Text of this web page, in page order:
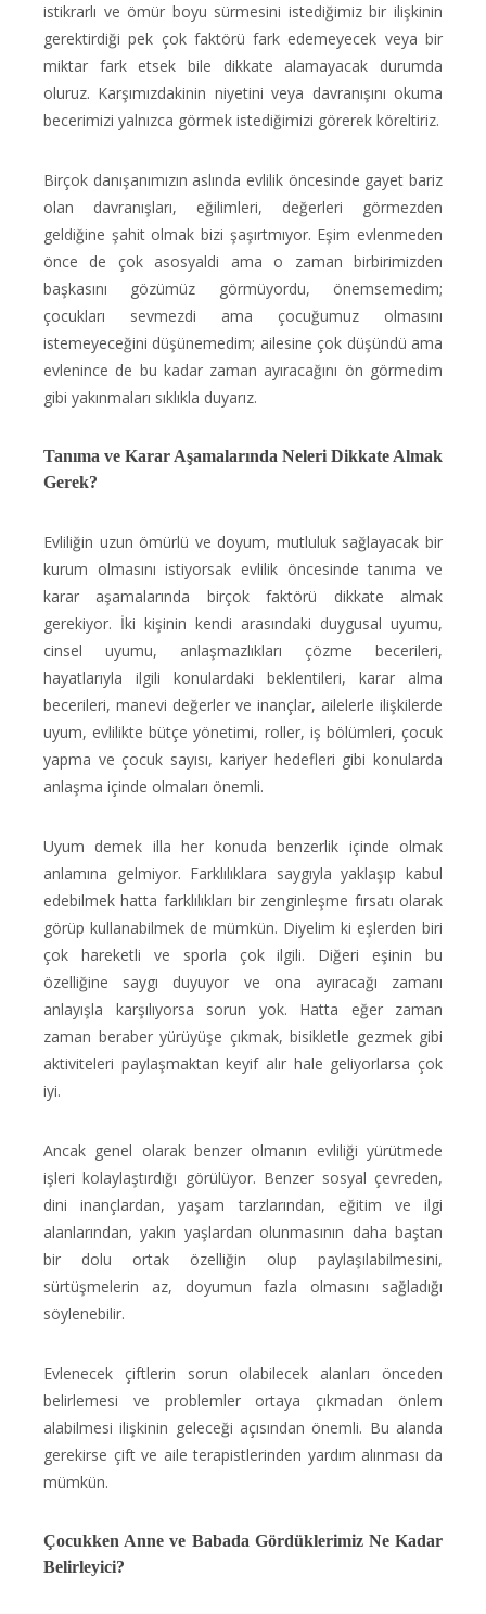
istikrarlı ve ömür boyu sürmesini istediğimiz bir ilişkinin
gerektirdiği pek çok faktörü fark edemeyecek veya bir
miktar fark etsek bile dikkate alamayacak durumda
oluruz. Karşımızdakinin niyetini veya davranışını okuma
becerimizi yalnızca görmek istediğimizi görerek köreltiriz.
Birçok danışanımızın aslında evlilik öncesinde gayet bariz
olan davranışları, eğilimleri, değerleri görmezden
geldiğine şahit olmak bizi şaşırtmıyor. Eşim evlenmeden
önce de çok asosyaldi ama o zaman birbirimizden
başkasını gözümüz görmüyordu, önemsemedim;
çocukları sevmezdi ama çocuğumuz olmasını
istemeyeceğini düşünemedim; ailesine çok düşündü ama
evlenince de bu kadar zaman ayıracağını ön görmedim
gibi yakınmaları sıklıkla duyarız.
Tanıma ve Karar Aşamalarında Neleri Dikkate Almak
Gerek?
Evliliğin uzun ömürlü ve doyum, mutluluk sağlayacak bir
kurum olmasını istiyorsak evlilik öncesinde tanıma ve
karar aşamalarında birçok faktörü dikkate almak
gerekiyor. İki kişinin kendi arasındaki duygusal uyumu,
cinsel uyumu, anlaşmazlıkları çözme becerileri,
hayatlarıyla ilgili konulardaki beklentileri, karar alma
becerileri, manevi değerler ve inançlar, ailelerle ilişkilerde
uyum, evlilikte bütçe yönetimi, roller, iş bölümleri, çocuk
yapma ve çocuk sayısı, kariyer hedefleri gibi konularda
anlaşma içinde olmaları önemli.
Uyum demek illa her konuda benzerlik içinde olmak
anlamına gelmiyor. Farklılıklara saygıyla yaklaşıp kabul
edebilmek hatta farklılıkları bir zenginleşme fırsatı olarak
görüp kullanabilmek de mümkün. Diyelim ki eşlerden biri
çok hareketli ve sporla çok ilgili. Diğeri eşinin bu
özelliğine saygı duyuyor ve ona ayıracağı zamanı
anlayışla karşılıyorsa sorun yok. Hatta eğer zaman
zaman beraber yürüyüşe çıkmak, bisikletle gezmek gibi
aktiviteleri paylaşmaktan keyif alır hale geliyorlarsa çok
iyi.
Ancak genel olarak benzer olmanın evliliği yürütmede
işleri kolaylaştırdığı görülüyor. Benzer sosyal çevreden,
dini inançlardan, yaşam tarzlarından, eğitim ve ilgi
alanlarından, yakın yaşlardan olunmasının daha baştan
bir dolu ortak özelliğin olup paylaşılabilmesini,
sürtüşmelerin az, doyumun fazla olmasını sağladığı
söylenebilir.
Evlenecek çiftlerin sorun olabilecek alanları önceden
belirlemesi ve problemler ortaya çıkmadan önlem
alabilmesi ilişkinin geleceği açısından önemli. Bu alanda
gerekirse çift ve aile terapistlerinden yardım alınması da
mümkün.
Çocukken Anne ve Babada Gördüklerimiz Ne Kadar
Belirleyici?